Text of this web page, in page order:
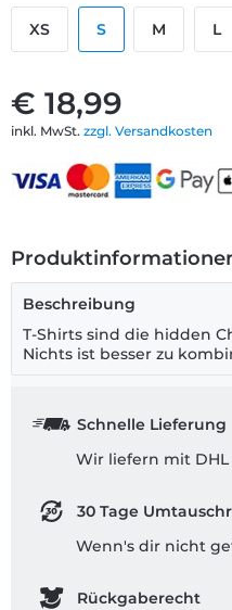
€ 18,99
inkl. MwSt. zzgl. Versandkosten
XS S M L
Beschreibung
T-Shirts sind die hidden
Nichts ist besser zu
Schnelle Lieferung
Wir liefern mit DHL
30 Tage
Wenn's dir nicht
Rückgaberecht